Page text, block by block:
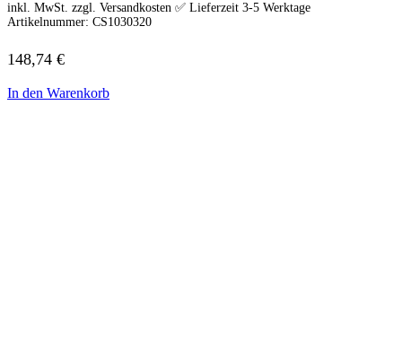
inkl. MwSt. zzgl. Versandkosten ✅ Lieferzeit 3-5 Werktage
Artikelnummer: CS1030320
148,74 €
In den Warenkorb